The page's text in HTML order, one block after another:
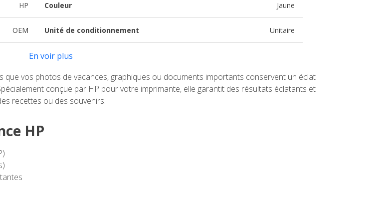
HP Couleur Jaune
OEM Unité de conditionnement Unitaire
En voir plus
que vos photos de vacances, graphiques ou documents importants conservent un éclat
conçue par HP pour votre imprimante, elle garantit des résultats éclatants et
recettes ou des souvenirs.
HP